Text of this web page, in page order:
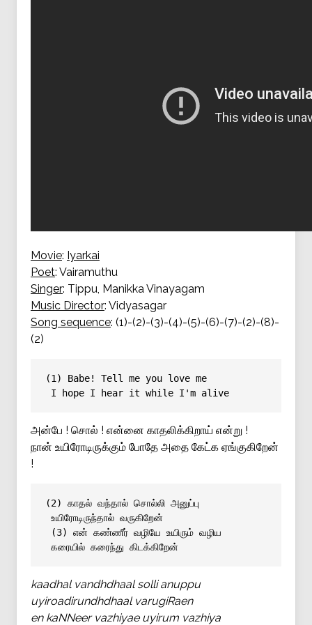
Movie: Iyarkai
Poet: Vairamuthu
Singer: Tippu, Manikka Vinayagam
Music Director: Vidyasagar
Song sequence: (1)-(2)-(3)-(4)-(5)-(6)-(7)-(2)-(8)-
(2)
(1) Babe! Tell me you love me
I hope I hear it while I'm alive
அன்பே ! சொல் ! என்னை காதலிக்கிறாய் என்று !
நான் உயிரோடிருக்கும் போதே அதை கேட்க ஏங்குகிறேன்
!
(2) காதல் வந்தால் சொல்லி அனுப்பு
உயிரோடிருந்தால் வருகிறேன்
(3) என் கண்ணீர் வழியே உயிரும் வழிய
கரையில் கரைந்து கிடக்கிறேன்
kaadhal vandhdhaal solli anuppu
uyiroadirundhdhaal varugiRaen
en kaNNeer vazhiyae uyirum vazhiya